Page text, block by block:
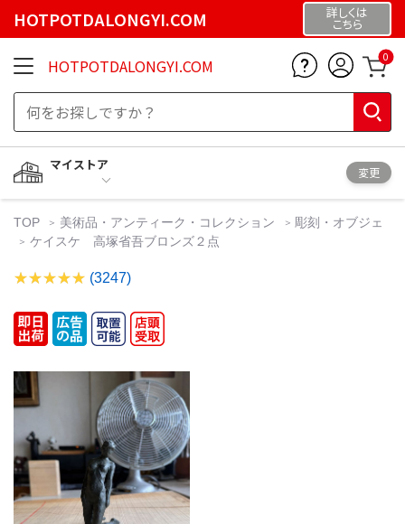
HOTPOTDALONGYI.COM 詳しくは
こちら
HOTPOTDALONGYI.COM 0
マイストア
変更
TOP 美術品・アンティーク・コレクション
彫刻・オブジェ
ケイスケ 高塚省吾ブロンズ２点
(3247)